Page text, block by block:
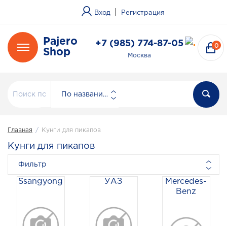
Вход Регистрация
Pajero
Shop
+7 (985) 774-87-05
Москва
0
По названию
Фильтр
Главная / Кунги для пикапов
Кунги для пикапов
Ssangyong УАЗ
Mercedes-
Benz